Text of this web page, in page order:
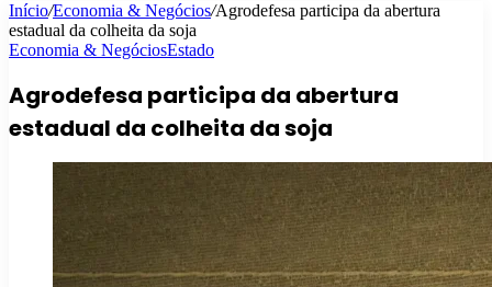
Início/Economia & Negócios/Agrodefesa participa da abertura
estadual da colheita da soja
Economia & NegóciosEstado
Agrodefesa participa da abertura
estadual da colheita da soja